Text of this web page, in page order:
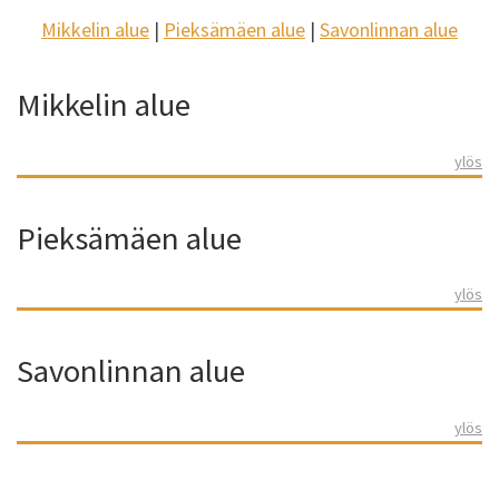
Mikkelin alue | Pieksämäen alue | Savonlinnan alue
Mikkelin alue
ylös
Pieksämäen alue
ylös
Savonlinnan alue
ylös